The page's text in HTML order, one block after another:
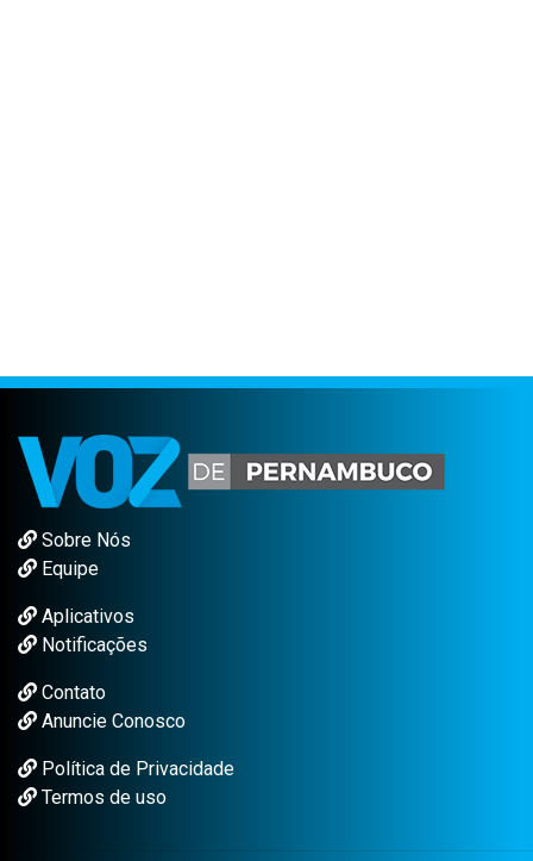
Sobre Nós
Equipe
Aplicativos
Notificações
Contato
Anuncie Conosco
Política de Privacidade
Termos de uso